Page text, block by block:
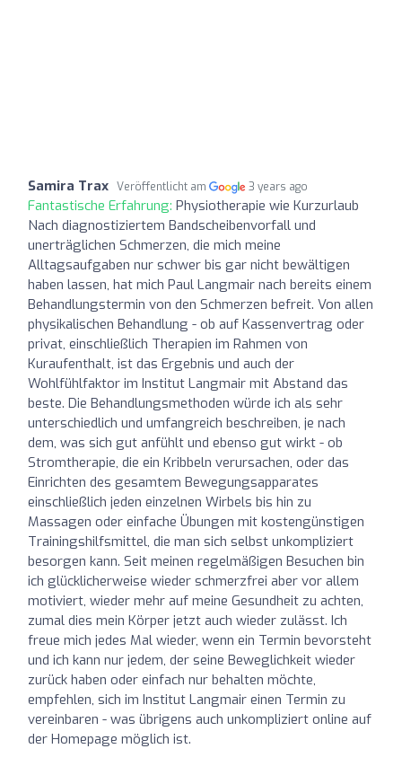
Samira Trax Veröffentlicht am 3 years ago
Fantastische Erfahrung: Physiotherapie wie Kurzurlaub
Nach diagnostiziertem Bandscheibenvorfall und
unerträglichen Schmerzen, die mich meine
Alltagsaufgaben nur schwer bis gar nicht bewältigen
haben lassen, hat mich Paul Langmair nach bereits einem
Behandlungstermin von den Schmerzen befreit. Von allen
physikalischen Behandlung - ob auf Kassenvertrag oder
privat, einschließlich Therapien im Rahmen von
Kuraufenthalt, ist das Ergebnis und auch der
Wohlfühlfaktor im Institut Langmair mit Abstand das
beste. Die Behandlungsmethoden würde ich als sehr
unterschiedlich und umfangreich beschreiben, je nach
dem, was sich gut anfühlt und ebenso gut wirkt - ob
Stromtherapie, die ein Kribbeln verursachen, oder das
Einrichten des gesamtem Bewegungsapparates
einschließlich jeden einzelnen Wirbels bis hin zu
Massagen oder einfache Übungen mit kostengünstigen
Trainingshilfsmittel, die man sich selbst unkompliziert
besorgen kann. Seit meinen regelmäßigen Besuchen bin
ich glücklicherweise wieder schmerzfrei aber vor allem
motiviert, wieder mehr auf meine Gesundheit zu achten,
zumal dies mein Körper jetzt auch wieder zulässt. Ich
freue mich jedes Mal wieder, wenn ein Termin bevorsteht
und ich kann nur jedem, der seine Beweglichkeit wieder
zurück haben oder einfach nur behalten möchte,
empfehlen, sich im Institut Langmair einen Termin zu
vereinbaren - was übrigens auch unkompliziert online auf
der Homepage möglich ist.